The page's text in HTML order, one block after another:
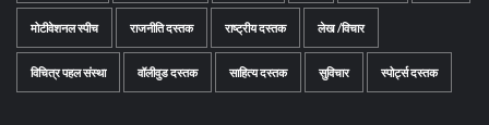
मोटीवेशनल स्पीच राजनीति दस्तक राष्ट्रीय दस्तक लेख /विचार
विचित्र पहल संस्था वॉलीवुड दस्तक साहित्य दस्तक सुविचार स्पोर्ट्स दस्तक